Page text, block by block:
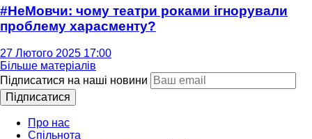
#НеМовчи: чому театри роками ігнорували
проблему харасменту?
27 Лютого 2025 17:00
Більше матеріалів
Підписатися на наші новини
Підписатися
Про нас
Спільнота